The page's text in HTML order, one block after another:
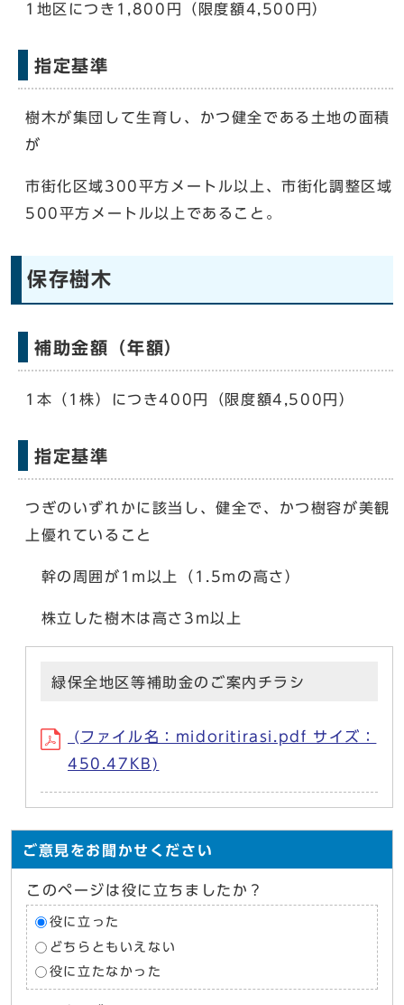
1地区につき1,800円（限度額4,500円）
指定基準
樹木が集団して生育し、かつ健全である土地の面積
が
市街化区域300平方メートル以上、市街化調整区域
500平方メートル以上であること。
保存樹木
補助金額（年額）
1本（1株）につき400円（限度額4,500円）
指定基準
つぎのいずれかに該当し、健全で、かつ樹容が美観
上優れていること
幹の周囲が1m以上（1.5mの高さ）
株立した樹木は高さ3m以上
緑保全地区等補助金のご案内チラシ
(ファイル名：midoritirasi.pdf サイズ：
450.47KB)
ご意見をお聞かせください
このページは役に立ちましたか？
役に立った
どちらともいえない
役に立たなかった